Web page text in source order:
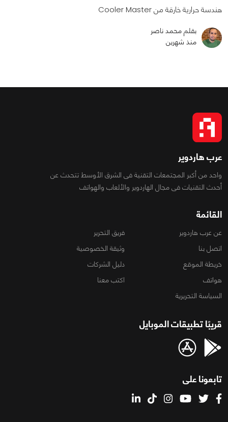
هندسة حرارية خارقة من Cooler Master
بقلم محمد ناصر
منذ شهرين
عرب هاردوير
واحد من أكبر المجتمعات التقنية فى الشرق الأوسط تتحدث عن
أحدث التقنيات فى مجال الهاردوير والألعاب والهواتف
القائمة
عن عرب هاردوير
فريق التحرير
اتصل بنا
وثيقة الخصوصية
خريطة الموقع
دليل الشركات
هواتف
اكتب معنا
السياسة التحريرية
قريبًا تطبيقات الموبايل
تابعونا على